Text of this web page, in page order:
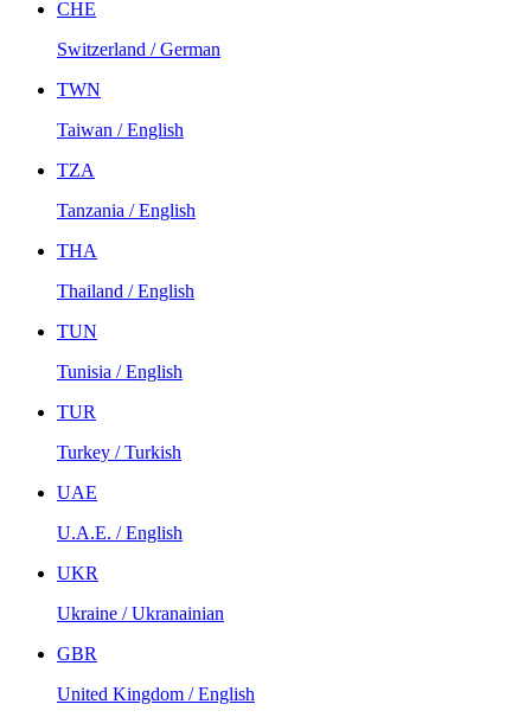
CHE
Switzerland / German
TWN
Taiwan / English
TZA
Tanzania / English
THA
Thailand / English
TUN
Tunisia / English
TUR
Turkey / Turkish
UAE
U.A.E. / English
UKR
Ukraine / Ukranainian
GBR
United Kingdom / English